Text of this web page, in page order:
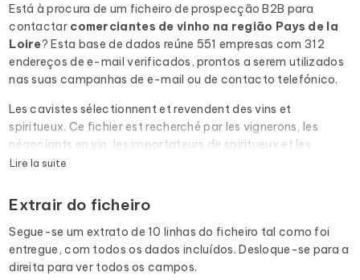
Está à procura de um ficheiro de prospecção B2B para
contactar comerciantes de vinho na região Pays de la
Loire? Esta base de dados reúne 551 empresas com 312
endereços de e-mail verificados, prontos a serem utilizados
nas suas campanhas de e-mail ou de contacto telefónico.
Les cavistes sélectionnent et revendent des vins et
spiritueux. Ce fichier est recherché par les vignerons, les
négociants en vin, les importateurs de spiritueux et les
organismes d'appellation (AOC, AOP).
automática através do Cleanmylist.email antes de ser
incluído. Os endereços inválidos, as caixas de correio cheias
e os domínios expirados são removidos. Resultado: uma
baixa taxa de rejeição e campanhas que chegam à caixa de
Lire la suite
Extrair do ficheiro
Segue-se um extrato de 10 linhas do ficheiro tal como foi
entregue, com todos os dados incluídos. Desloque-se para a
direita para ver todos os campos.